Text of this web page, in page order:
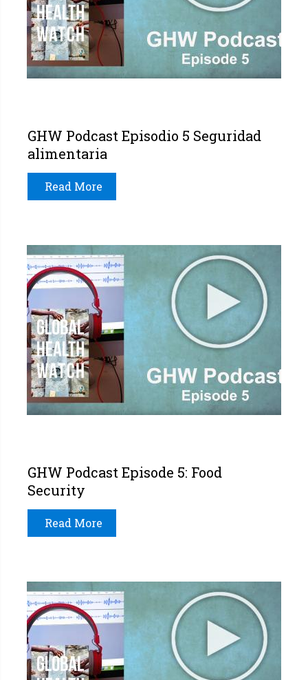
GHW Podcast Episodio 5 Seguridad
alimentaria
Read More
GHW Podcast Episode 5: Food
Security
Read More